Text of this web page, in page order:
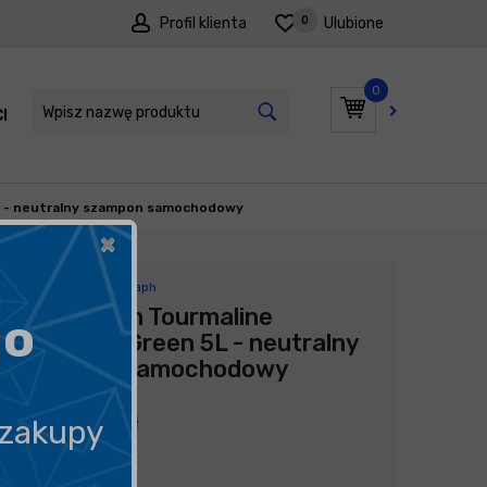
Profil klienta Ulubione
0
0
PROMOCJE
- neutralny szampon samochodowy
Producent: Auto Graph
Auto Graph Tourmaline
Shampoo Green 5L - neutralny
szampon samochodowy
119,90zł
litr
×